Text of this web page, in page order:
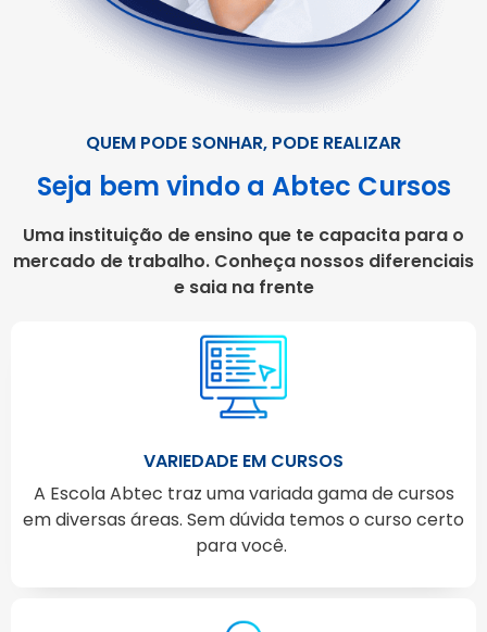
QUEM PODE SONHAR, PODE REALIZAR
Seja bem vindo a Abtec Cursos
Uma instituição de ensino que te capacita para o
mercado de trabalho. Conheça nossos diferenciais
e saia na frente
VARIEDADE EM CURSOS
A Escola Abtec traz uma variada gama de cursos
em diversas áreas. Sem dúvida temos o curso certo
para você.